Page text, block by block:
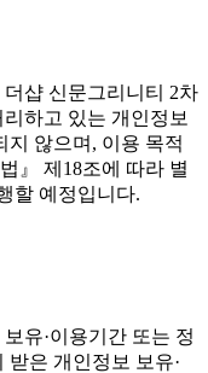
샵 신문그리니티 2차
하고 있는 개인정보
지 않으며, 이용 목적
』 제18조에 따라 별
할 예정입니다.
유·이용기간 또는 정
받은 개인정보 보유·